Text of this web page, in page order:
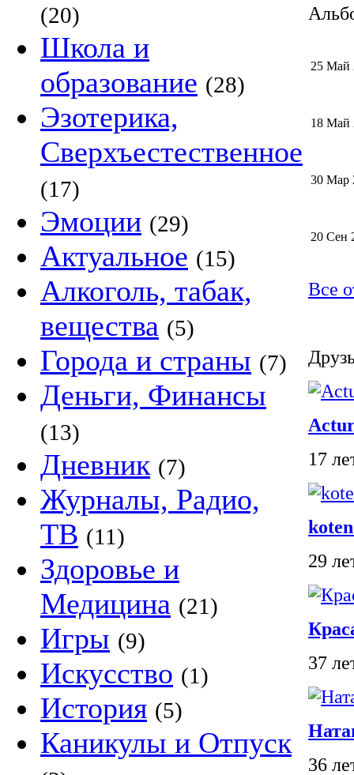
(20)
Школа и
образование (28)
Эзотерика,
Сверхъестественное
(17)
Эмоции (29)
Актуальное (15)
Алкоголь, табак,
вещества (5)
Города и страны (7)
Деньги, Финансы
(13)
Дневник (7)
Журналы, Радио,
ТВ (11)
Здоровье и
Медицина (21)
Игры (9)
Искусство (1)
История (5)
Каникулы и Отпуск
25 Май
18 Май
30 Мар
20 Сен
Все
17
29
37
36